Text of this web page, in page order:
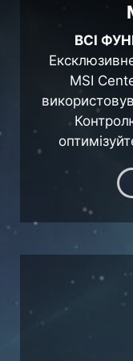
ВСІ
MSI